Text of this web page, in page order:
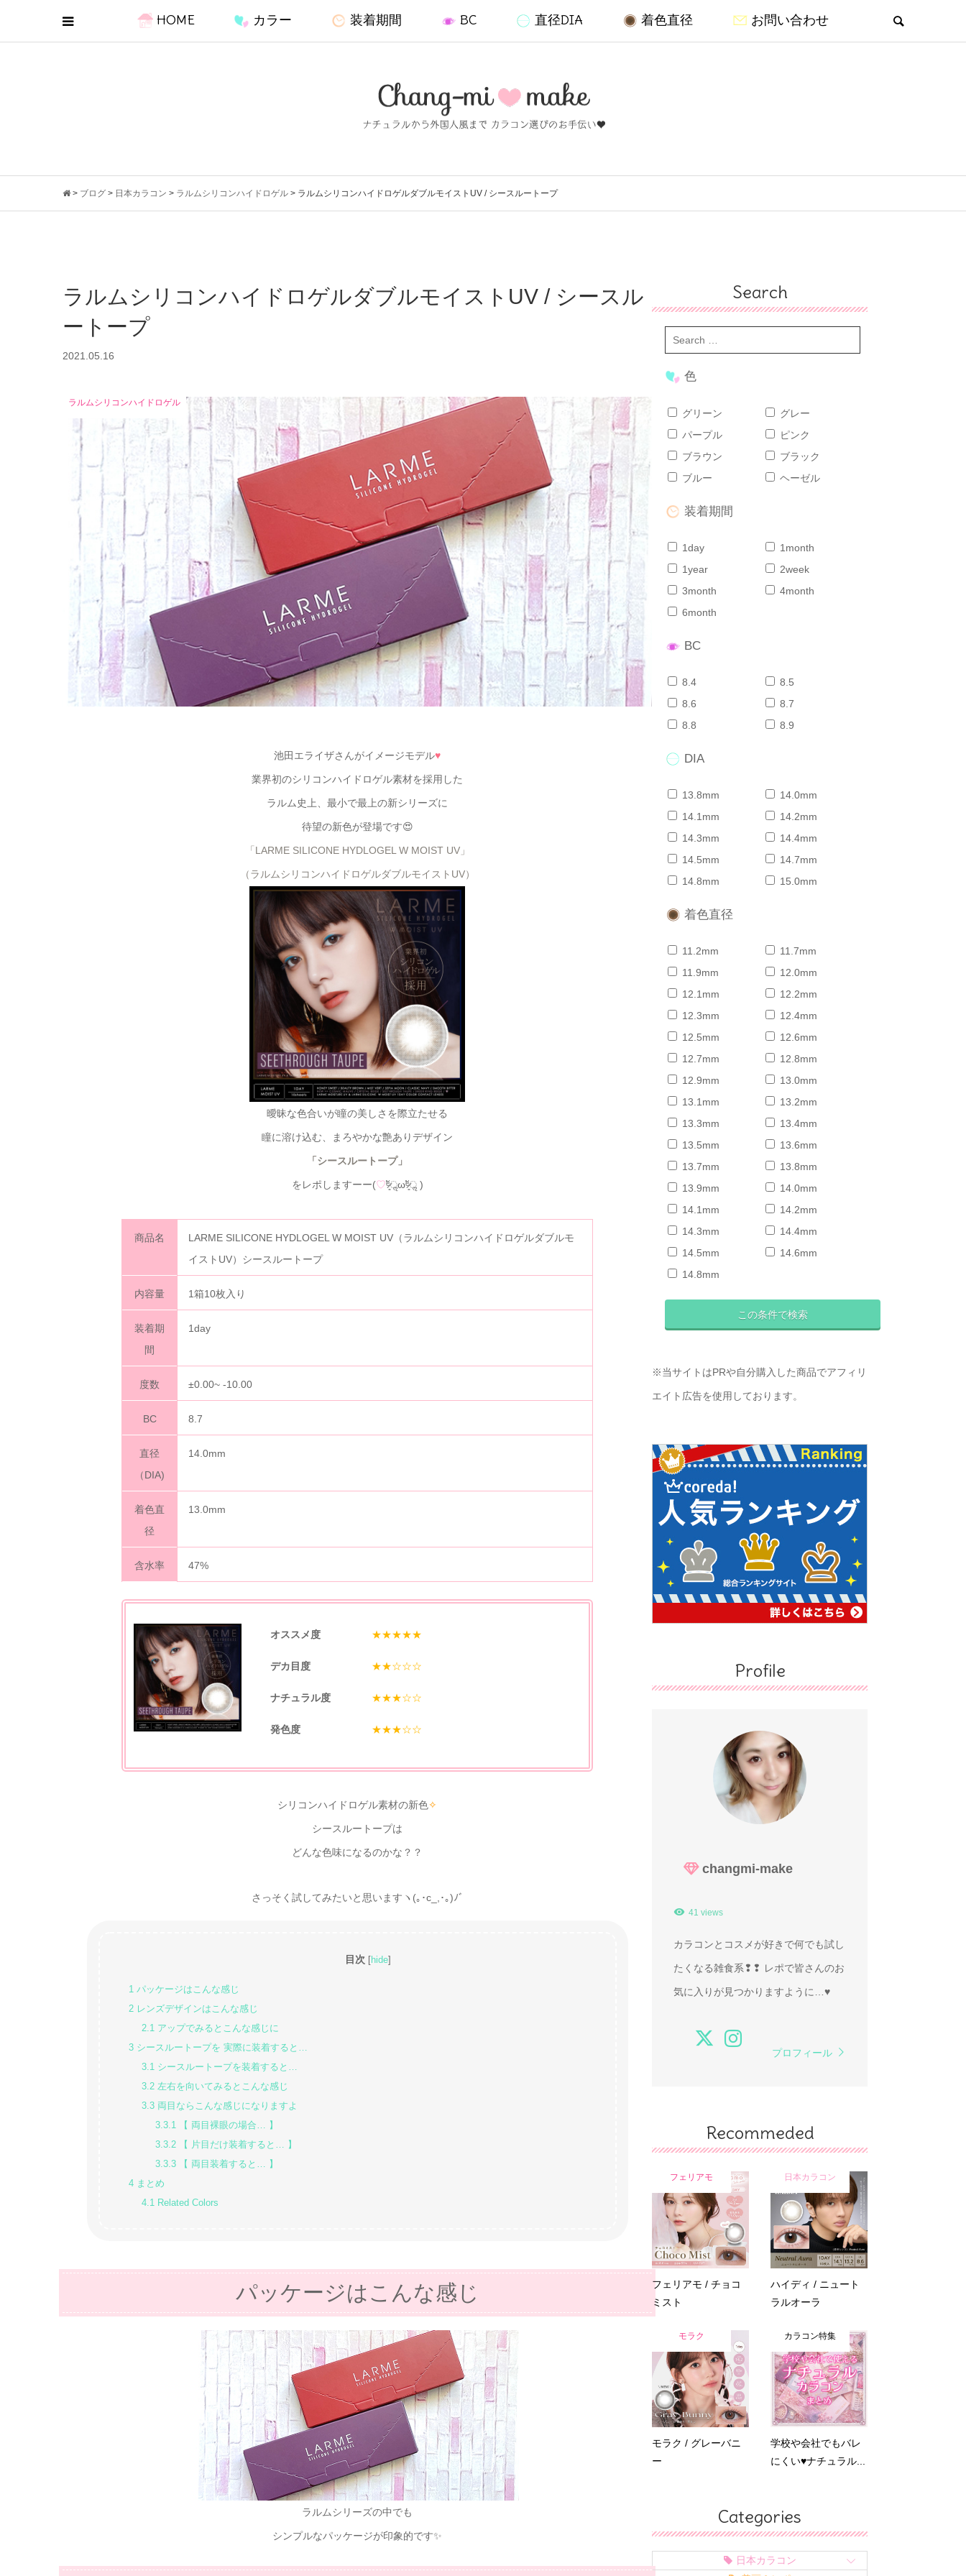
HOME カラー 装着期間 BC 直径DIA 着色直径 お問い合わせ
> ブログ > 日本カラコン > ラルムシリコンハイドロゲル > ラルムシリコンハイドロゲルダブルモイストUV / シースルートープ
ラルムシリコンハイドロゲルダブルモイストUV / シースル
ートープ
2021.05.16
ラルムシリコンハイドロゲル
池田エライザさんがイメージモデル♥
業界初のシリコンハイドロゲル素材を採用した
ラルム史上、最小で最上の新シリーズに
待望の新色が登場です😍
「LARME SILICONE HYDLOGEL W MOIST UV」
（ラルムシリコンハイドロゲルダブルモイストUV）
曖昧な色合いが瞳の美しさを際立たせる
瞳に溶け込む、まろやかな艶ありデザイン
「シースルートープ」
をレポしますーー(♡ᵉ̷͈ัॢωᵉ̷͈ัॢ )
商品名
LARME SILICONE HYDLOGEL W MOIST UV（ラルムシリコンハイドロゲルダブルモ
イストUV）シースルートープ
内容量 1箱10枚入り
装着期
間
1day
度数 ±0.00~ -10.00
BC 8.7
直径
（DIA)
14.0mm
着色直
径
13.0mm
含水率 47%
オススメ度 ★★★★★
デカ目度 ★★☆☆☆
ナチュラル度 ★★★☆☆
発色度 ★★★☆☆
シリコンハイドロゲル素材の新色✧
シースルートープは
どんな色味になるのかな？？
さっそく試してみたいと思いますヽ(｡･c_,･｡)ﾉﾞ
目次 [hide]
1パッケージはこんな感じ
2レンズデザインはこんな感じ
2.1 アップでみるとこんな感じに
3シースルートープを 実際に装着すると…
3.1 シースルートープを装着すると…
3.2 左右を向いてみるとこんな感じ
3.3 両目ならこんな感じになりますよ
3.3.1 【 両目裸眼の場合… 】
3.3.2 【 片目だけ装着すると… 】
3.3.3 【 両目装着すると… 】
4まとめ
4.1 Related Colors
パッケージはこんな感じ
ラルムシリーズの中でも
シンプルなパッケージが印象的です✨
Search
色
グリーン
グレー
パープル
ピンク
ブラウン
ブラック
ブルー
ヘーゼル
装着期間
1day
1month
1year
2week
3month
4month
6month
BC
8.4
8.5
8.6
8.7
8.8
8.9
DIA
13.8mm
14.0mm
14.1mm
14.2mm
14.3mm
14.4mm
14.5mm
14.7mm
14.8mm
15.0mm
着色直径
11.2mm
11.7mm
11.9mm
12.0mm
12.1mm
12.2mm
12.3mm
12.4mm
12.5mm
12.6mm
12.7mm
12.8mm
12.9mm
13.0mm
13.1mm
13.2mm
13.3mm
13.4mm
13.5mm
13.6mm
13.7mm
13.8mm
13.9mm
14.0mm
14.1mm
14.2mm
14.3mm
14.4mm
14.5mm
14.6mm
14.8mm
※当サイトはPRや自分購入した商品でアフィリ
エイト広告を使用しております。
Profile
changmi-make
41 views
カラコンとコスメが好きで何でも試し
たくなる雑食系❢❢ レポで皆さんのお
気に入りが見つかりますように…♥
プロフィール
Recommeded
フェリアモ
フェリアモ / チョコ
ミスト
日本カラコン
ハイディ / ニュート
ラルオーラ
モラク
モラク / グレーバニ
ー
カラコン特集
学校や会社でもバレ
にくい♥ナチュラル...
Categories
日本カラコン